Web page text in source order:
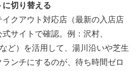
切り替える
クアウト対応店（最新の入店店
サイトで確認。例：沢村、
ど）を活用して、湯川沿いや芝生
ンチにするのが、待ち時間ゼロ